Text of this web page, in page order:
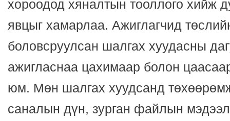
хороодод хяналтын тооллого хийж
явцыг хамарлаа. Ажиглагчид
боловсруулсан шалгах хуудасны
ажигласнаа цахимаар болон
юм. Мөн шалгах хуудсанд
саналын дүн, зурган файлын